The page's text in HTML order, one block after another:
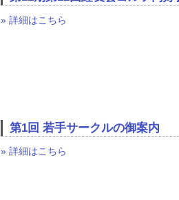
» 詳細はこちら
第1回 若手サークルの御案内
» 詳細はこちら